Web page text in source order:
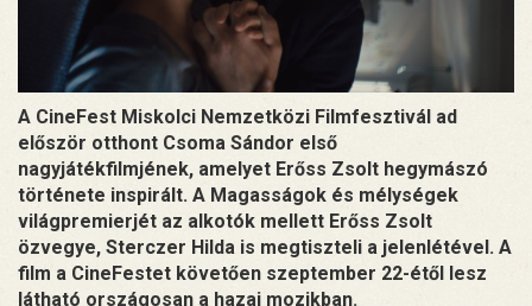
A CineFest Miskolci Nemzetközi Filmfesztivál ad
először otthont Csoma Sándor első
nagyjátékfilmjének, amelyet Erőss Zsolt hegymászó
története inspirált. A Magasságok és mélységek
világpremierjét az alkotók mellett Erőss Zsolt
özvegye, Sterczer Hilda is megtiszteli a jelenlétével. A
film a CineFestet követően szeptember 22-étől lesz
látható országosan a hazai mozikban.